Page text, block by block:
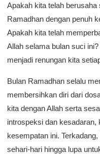
Apakah kita telah
Ramadhan dengan penuh
Apakah kita telah
Allah selama bulan suci
menjadi renungan kita
Bulan Ramadhan selalu
membersihkan diri dari
kita dengan Allah serta
introspeksi dan
kesempatan ini.
sehari-hari hingga lupa